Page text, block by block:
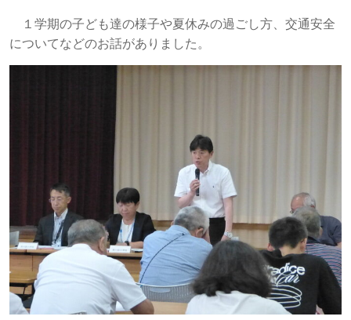
１学期の子ども達の様子や夏休みの過ごし方、交通安全
についてなどのお話がありました。